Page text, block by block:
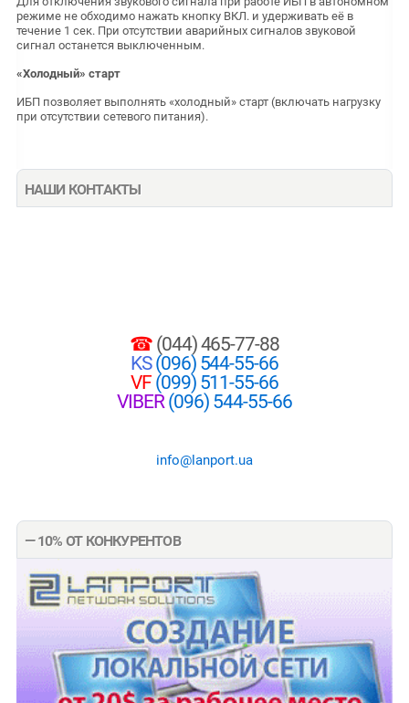
режиме не обходимо нажать кнопку ВКЛ. и удерживать её в
течение 1 сек. При отсутствии аварийных сигналов звуковой
сигнал останется выключенным.
«Холодный» старт
ИБП позволяет выполнять «холодный» старт (включать нагрузку
при отсутствии сетевого питания).
НАШИ КОНТАКТЫ
☎(044) 465-77-88
KS(096) 544-55-66
VF(099) 511-55-66
VIBER (096) 544-55-66
info@lanport.ua
— 10% ОТ КОНКУРЕНТОВ